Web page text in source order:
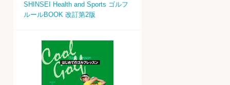
SHINSEI Health and Sports ゴルフ
ルールBOOK 改訂第2版